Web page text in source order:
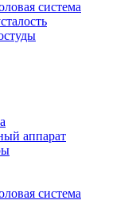
система
аппарат
система